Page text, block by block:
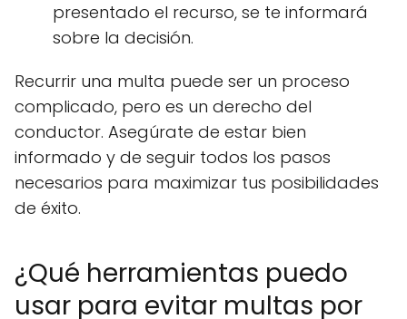
presentado el recurso, se te informará
sobre la decisión.
Recurrir una multa puede ser un proceso
complicado, pero es un derecho del
conductor. Asegúrate de estar bien
informado y de seguir todos los pasos
necesarios para maximizar tus posibilidades
de éxito.
¿Qué herramientas puedo
usar para evitar multas por